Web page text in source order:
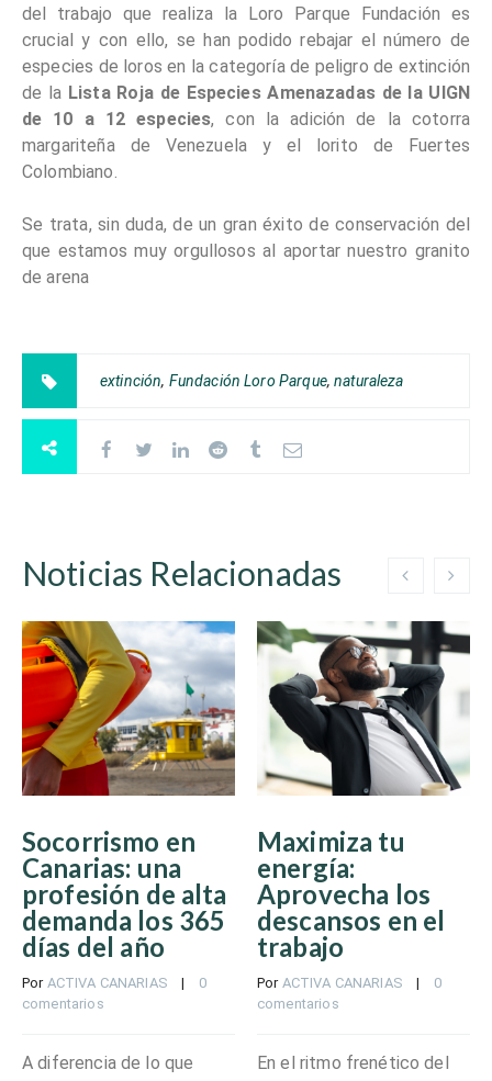
del trabajo que realiza la Loro Parque Fundación es
crucial y con ello, se han podido rebajar el número de
especies de loros en la categoría de peligro de extinción
de la Lista Roja de Especies Amenazadas de la UIGN
de 10 a 12 especies, con la adición de la cotorra
margariteña de Venezuela y el lorito de Fuertes
Colombiano.
Se trata, sin duda, de un gran éxito de conservación del
que estamos muy orgullosos al aportar nuestro granito
de arena
extinción, Fundación Loro Parque,naturaleza
Noticias Relacionadas
Socorrismo en
Canarias: una
profesión de alta
demanda los 365
días del año
Por ACTIVA CANARIAS
    |
0
comentarios
A diferencia de lo que
Maximiza tu
energía:
Aprovecha los
descansos en el
trabajo
Por ACTIVA CANARIAS
    |
0
comentarios
En el ritmo frenético del